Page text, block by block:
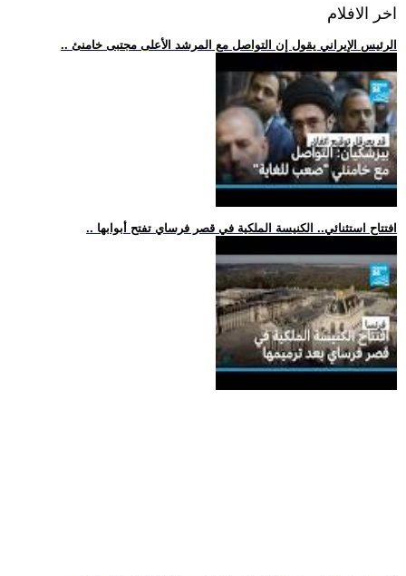
اخر الافلام
.. الرئيس الإيراني يقول إن التواصل مع المرشد الأعلى مجتبى خامنئ
.. افتتاح استثنائي.. الكنيسة الملكية في قصر فرساي تفتح أبوابها